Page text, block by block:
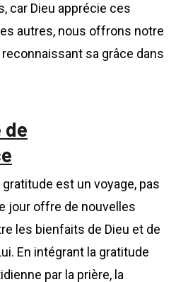
car Dieu apprécie ces
autres, nous offrons notre
sa grâce dans
de
est un voyage, pas
jour offre de nouvelles
les bienfaits de Dieu et de
En intégrant la gratitude
par la prière, la